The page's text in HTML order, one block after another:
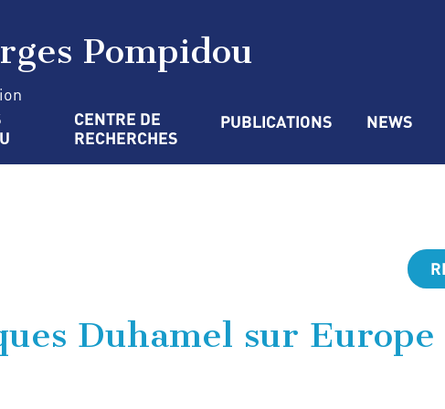
Pompidou
CENTRE DE
RECHERCHES
PUBLICATIONS NEWS
Duhamel sur